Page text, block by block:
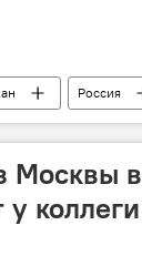
Россия
Москвы в
у коллеги